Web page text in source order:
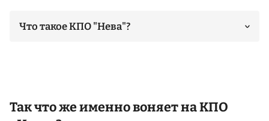
Что такое КПО "Нева"?
Так что же именно воняет на КПО